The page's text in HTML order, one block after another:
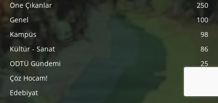
Öne Çıkanlar
250
Genel
100
Kampüs
98
Kültür - Sanat
86
ODTÜ Gündemi
25
Çöz Hocam!
Edebiyat